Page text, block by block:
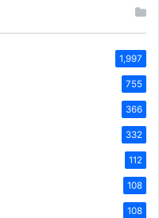
1,997
755
366
332
112
108
108